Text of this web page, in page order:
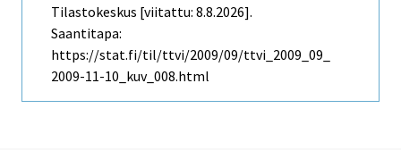
Tilastokeskus [viitattu: 8.8.2026].
Saantitapa:
https://stat.fi/til/ttvi/2009/09/ttvi_2009_09_
2009-11-10_kuv_008.html